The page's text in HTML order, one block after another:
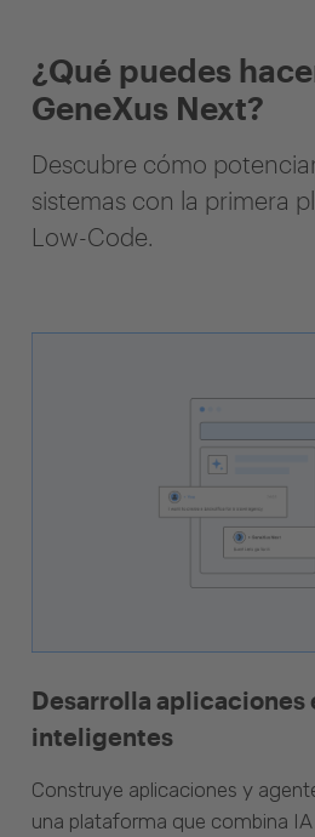
¿Qué puedes
GeneXus Next?
Descubre cómo
sistemas con la primera
Low-Code.
Desarrolla aplicaciones
inteligentes
Construye aplicaciones y
una plataforma que combina